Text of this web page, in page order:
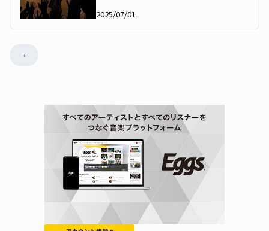
2025/07/01
+